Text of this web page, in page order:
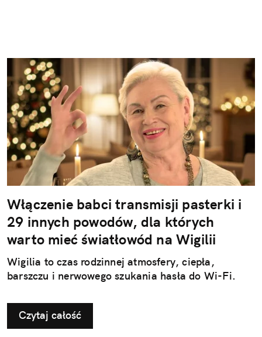
Włączenie babci transmisji pasterki i
29 innych powodów, dla których
warto mieć światłowód na Wigilii
Wigilia to czas rodzinnej atmosfery, ciepła,
barszczu i nerwowego szukania hasła do Wi-Fi.
Czytaj całość